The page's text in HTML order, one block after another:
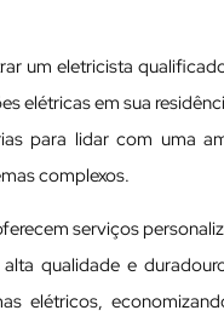
um eletricista
elétricas em sua
para lidar com uma
complexos.
serviços
qualidade e
elétricos,